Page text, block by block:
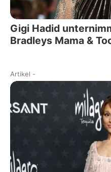
Gigi Hadid
Bradleys Mama &
Artikel -